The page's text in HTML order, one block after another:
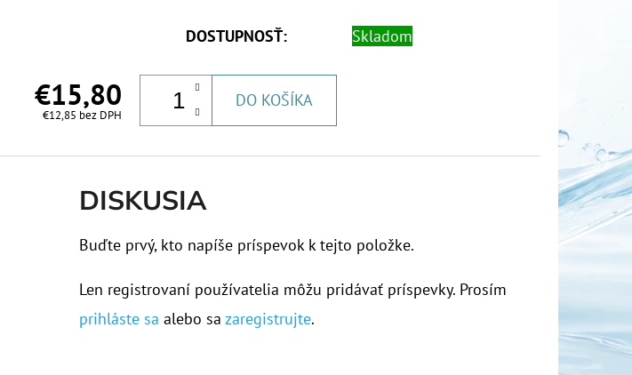
DOSTUPNOSŤ: Skladom
€15,80
€12,85 bez DPH
DO KOŠÍKA
DISKUSIA
Buďte prvý, kto napíše príspevok k tejto položke.
Len registrovaní používatelia môžu pridávať príspevky. Prosím
prihláste sa alebo sazaregistrujte.